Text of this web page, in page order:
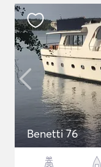
Benetti 76